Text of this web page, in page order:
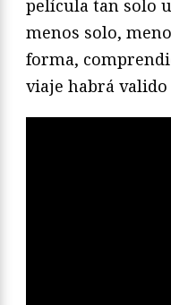
película tan solo
menos solo,
forma,
viaje habrá valido